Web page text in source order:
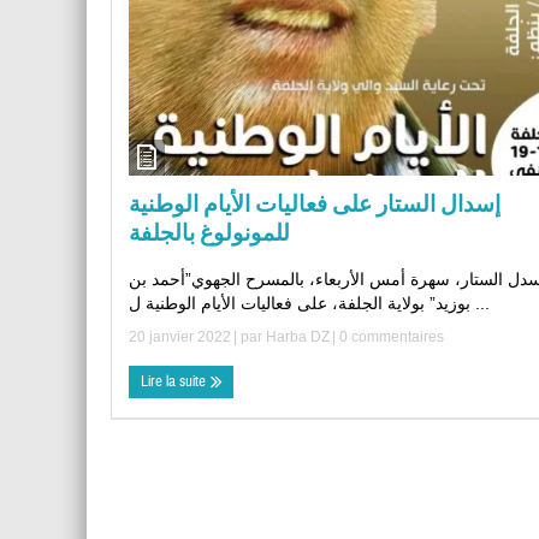
إسدال الستار على فعاليات الأيام الوطنية
للمونولوغ بالجلفة
الستار، سهرة أمس الأربعاء، بالمسرح الجهوي”أحمد بن
20 janvier 2022 | par Harba DZ 0 commentaires
Lire la suite